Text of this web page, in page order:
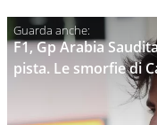
F1, Gp Arabia
pista. Le smorfie di